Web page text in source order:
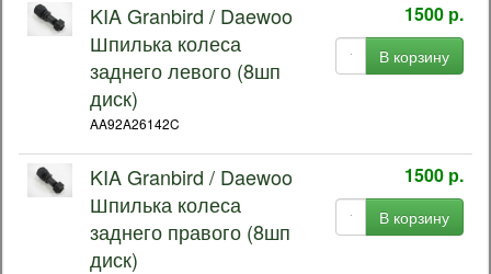
KIA Granbird / Daewoo
Шпилька колеса
заднего левого (8шп
диск)
AA92A26142C
1500 р.
В корзину
KIA Granbird / Daewoo
Шпилька колеса
заднего правого (8шп
диск)
1500 р.
В корзину